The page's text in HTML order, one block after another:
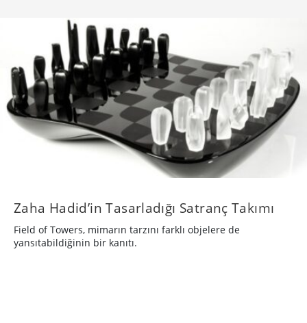
Zaha Hadid’in Tasarladığı Satranç Takımı
Field of Towers, mimarın tarzını farklı objelere de
yansıtabildiğinin bir kanıtı.